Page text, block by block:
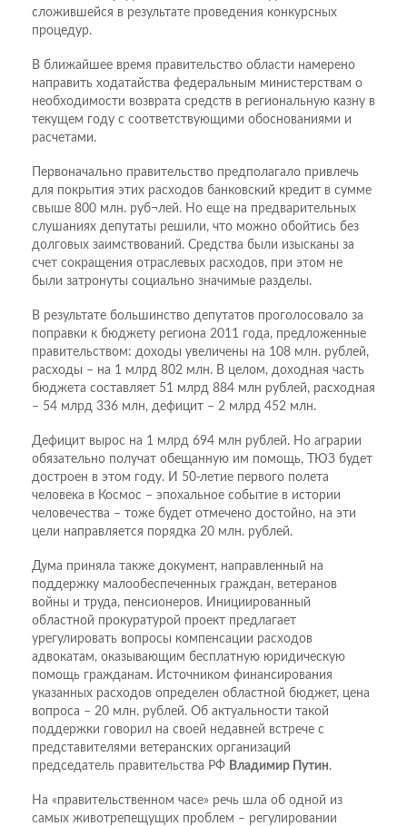
сложившейся в результате проведения конкурсных
процедур.
В ближайшее время правительство области намерено
направить ходатайства федеральным министерствам о
необходимости возврата средств в региональную казну в
текущем году с соответствующими обоснованиями и
расчетами.
Первоначально правительство предполагало привлечь
для покрытия этих расходов банковский кредит в сумме
свыше 800 млн. руб¬лей. Но еще на предварительных
слушаниях депутаты решили, что можно обойтись без
долговых заимствований. Средства были изысканы за
счет сокращения отраслевых расходов, при этом не
были затронуты социально значимые разделы.
В результате большинство депутатов проголосовало за
поправки к бюджету региона 2011 года, предложенные
правительством: доходы увеличены на 108 млн. рублей,
расходы – на 1 млрд 802 млн. В целом, доходная часть
бюджета составляет 51 млрд 884 млн рублей, расходная
– 54 млрд 336 млн, дефицит – 2 млрд 452 млн.
Дефицит вырос на 1 млрд 694 млн рублей. Но аграрии
обязательно получат обещанную им помощь, ТЮЗ будет
достроен в этом году. И 50-летие первого полета
человека в Космос – эпохальное событие в истории
человечества – тоже будет отмечено достойно, на эти
цели направляется порядка 20 млн. рублей.
Дума приняла также документ, направленный на
поддержку малообеспеченных граждан, ветеранов
войны и труда, пенсионеров. Инициированный
областной прокуратурой проект предлагает
урегулировать вопросы компенсации расходов
адвокатам, оказывающим бесплатную юридическую
помощь гражданам. Источником финансирования
указанных расходов определен областной бюджет, цена
вопроса – 20 млн. рублей. Об актуальности такой
поддержки говорил на своей недавней встрече с
представителями ветеранских организаций
председатель правительства РФ Владимир Путин.
На «правительственном часе» речь шла об одной из
самых животрепещущих проблем – регулировании